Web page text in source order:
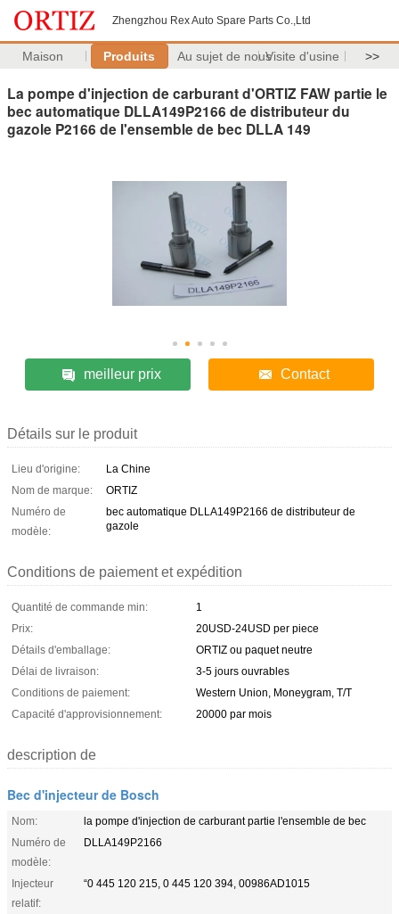
Zhengzhou Rex Auto Spare Parts Co.,Ltd
Maison Produits Au sujet de nousVisite d'usine >>
La pompe d'injection de carburant d'ORTIZ FAW partie le
bec automatique DLLA149P2166 de distributeur du
gazole P2166 de l'ensemble de bec DLLA 149
meilleur prix Contact
Détails sur le produit
Lieu d'origine:
La Chine
Nom de marque:
ORTIZ
Numéro de
modèle:
bec automatique DLLA149P2166 de distributeur de
gazole
Conditions de paiement et expédition
Quantité de commande min:
1
Prix:
20USD-24USD per piece
Détails d'emballage:
ORTIZ ou paquet neutre
Délai de livraison:
3-5 jours ouvrables
Conditions de paiement:
Western Union, Moneygram, T/T
Capacité d'approvisionnement:
20000 par mois
description de
Bec d'injecteur de Bosch
Nom:
la pompe d'injection de carburant partie l'ensemble de bec
Numéro de
modèle:
DLLA149P2166
Injecteur
relatif:
“0 445 120 215, 0 445 120 394, 00986AD1015